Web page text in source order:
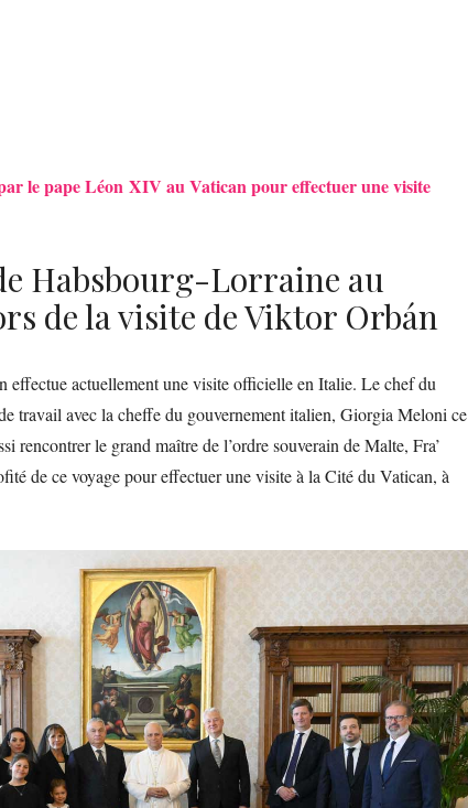
le pape Léon XIV au Vatican pour effectuer une visite
Habsbourg-Lorraine au
de la visite de Viktor Orbán
actuellement une visite officielle en Italie. Le chef du
travail avec la cheffe du gouvernement italien, Giorgia Meloni ce
le grand maître de l’ordre souverain de Malte, Fra’
de ce voyage pour effectuer une visite à la Cité du Vatican, à